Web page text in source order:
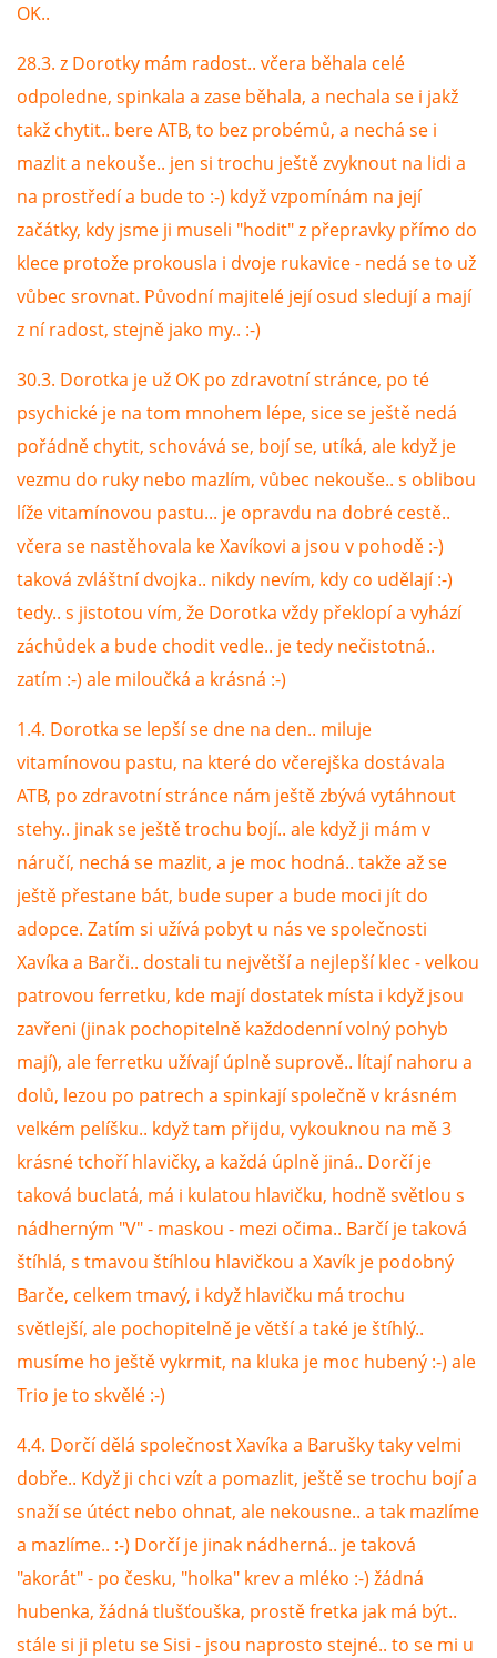
OK..
28.3. z Dorotky mám radost.. včera běhala celé
odpoledne, spinkala a zase běhala, a nechala se i jakž
takž chytit.. bere ATB, to bez probémů, a nechá se i
mazlit a nekouše.. jen si trochu ještě zvyknout na lidi a
na prostředí a bude to :-) když vzpomínám na její
začátky, kdy jsme ji museli "hodit" z přepravky přímo do
klece protože prokousla i dvoje rukavice - nedá se to už
vůbec srovnat. Původní majitelé její osud sledují a mají
z ní radost, stejně jako my.. :-)
30.3. Dorotka je už OK po zdravotní stránce, po té
psychické je na tom mnohem lépe, sice se ještě nedá
pořádně chytit, schovává se, bojí se, utíká, ale když je
vezmu do ruky nebo mazlím, vůbec nekouše.. s oblibou
líže vitamínovou pastu... je opravdu na dobré cestě..
včera se nastěhovala ke Xavíkovi a jsou v pohodě :-)
taková zvláštní dvojka.. nikdy nevím, kdy co udělají :-)
tedy.. s jistotou vím, že Dorotka vždy překlopí a vyhází
záchůdek a bude chodit vedle.. je tedy nečistotná..
zatím :-) ale miloučká a krásná :-)
1.4. Dorotka se lepší se dne na den.. miluje
vitamínovou pastu, na které do včerejška dostávala
ATB, po zdravotní stránce nám ještě zbývá vytáhnout
stehy.. jinak se ještě trochu bojí.. ale když ji mám v
náručí, nechá se mazlit, a je moc hodná.. takže až se
ještě přestane bát, bude super a bude moci jít do
adopce. Zatím si užívá pobyt u nás ve společnosti
Xavíka a Barči.. dostali tu největší a nejlepší klec - velkou
patrovou ferretku, kde mají dostatek místa i když jsou
zavřeni (jinak pochopitelně každodenní volný pohyb
mají), ale ferretku užívají úplně suprově.. lítají nahoru a
dolů, lezou po patrech a spinkají společně v krásném
velkém pelíšku.. když tam přijdu, vykouknou na mě 3
krásné tchoří hlavičky, a každá úplně jiná.. Dorčí je
taková buclatá, má i kulatou hlavičku, hodně světlou s
nádherným "V" - maskou - mezi očima.. Barčí je taková
štíhlá, s tmavou štíhlou hlavičkou a Xavík je podobný
Barče, celkem tmavý, i když hlavičku má trochu
světlejší, ale pochopitelně je větší a také je štíhlý..
musíme ho ještě vykrmit, na kluka je moc hubený :-) ale
Trio je to skvělé :-)
4.4. Dorčí dělá společnost Xavíka a Barušky taky velmi
dobře.. Když ji chci vzít a pomazlit, ještě se trochu bojí a
snaží se útéct nebo ohnat, ale nekousne.. a tak mazlíme
a mazlíme.. :-) Dorčí je jinak nádherná.. je taková
"akorát" - po česku, "holka" krev a mléko :-) žádná
hubenka, žádná tlušťouška, prostě fretka jak má být..
stále si ji pletu se Sisi - jsou naprosto stejné.. to se mi u